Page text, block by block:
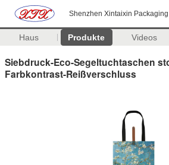
Shenzhen Xintaixin
Haus Produkte Videos
Siebdruck-Eco-Segeltuchtaschen
Farbkontrast-Reißverschluss